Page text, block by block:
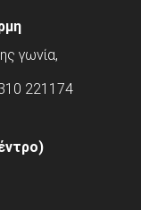
γωνία,
221174